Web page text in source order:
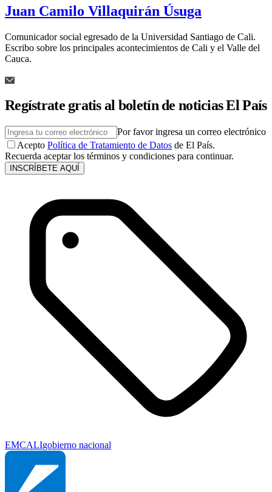
Juan Camilo Villaquirán Úsuga
Comunicador social egresado de la Universidad Santiago de Cali.
Escribo sobre los principales acontecimientos de Cali y el Valle del
Cauca.
Regístrate gratis al boletín de noticias El País
Por favor ingresa un correo electrónico
Acepto Política de Tratamiento de Datos de El País.
Recuerda aceptar los términos y condiciones para continuar.
INSCRÍBETE AQUÍ
EMCALIgobierno nacional